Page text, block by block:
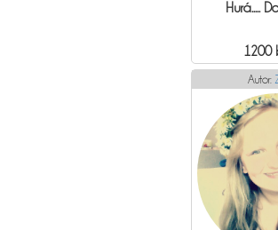
Hurá.....
1200
Autor: